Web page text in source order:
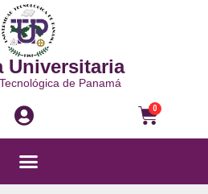
Universitaria
de Panamá
0
Menú